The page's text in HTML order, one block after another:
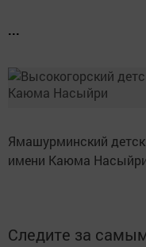
...
Ямашурминский
имени Каюма
Следите за